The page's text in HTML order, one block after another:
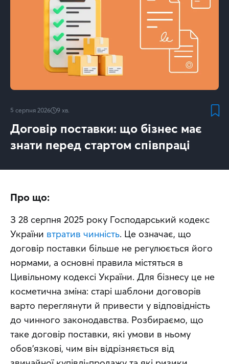
5 серпня 2026 9 хв.
Договір поставки: що бізнес має
знати перед стартом співпраці
Про що:
З 28 серпня 2025 року Господарський кодекс
України втратив чинність. Це означає, що
договір поставки більше не регулюється його
нормами, а основні правила містяться в
Цивільному кодексі України. Для бізнесу це не
косметична зміна: старі шаблони договорів
варто переглянути й привести у відповідність
до чинного законодавства. Розбираємо, що
таке договір поставки, які умови в ньому
обов'язкові, чим він відрізняється від